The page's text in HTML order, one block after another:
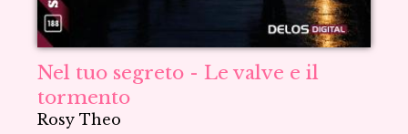
Nel tuo segreto - Le valve e il
tormento
Rosy Theo